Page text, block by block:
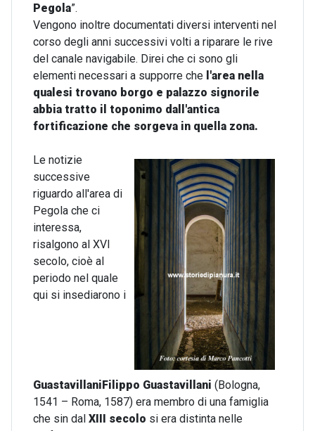
Pegola”.
Vengono inoltre documentati diversi interventi nel
corso degli anni successivi volti a riparare le rive
del canale navigabile. Direi che ci sono gli
elementi necessari a supporre che l'area nella
qualesi trovano borgo e palazzo signorile
abbia tratto il toponimo dall'antica
fortificazione che sorgeva in quella zona.
Le notizie
successive
riguardo all'area di
Pegola che ci
interessa,
risalgono al XVI
secolo, cioè al
periodo nel quale
qui si insediarono i
GuastavillaniFilippo Guastavillani (Bologna,
1541 – Roma, 1587) era membro di una famiglia
che sin dal XIII secolo si era distinta nelle